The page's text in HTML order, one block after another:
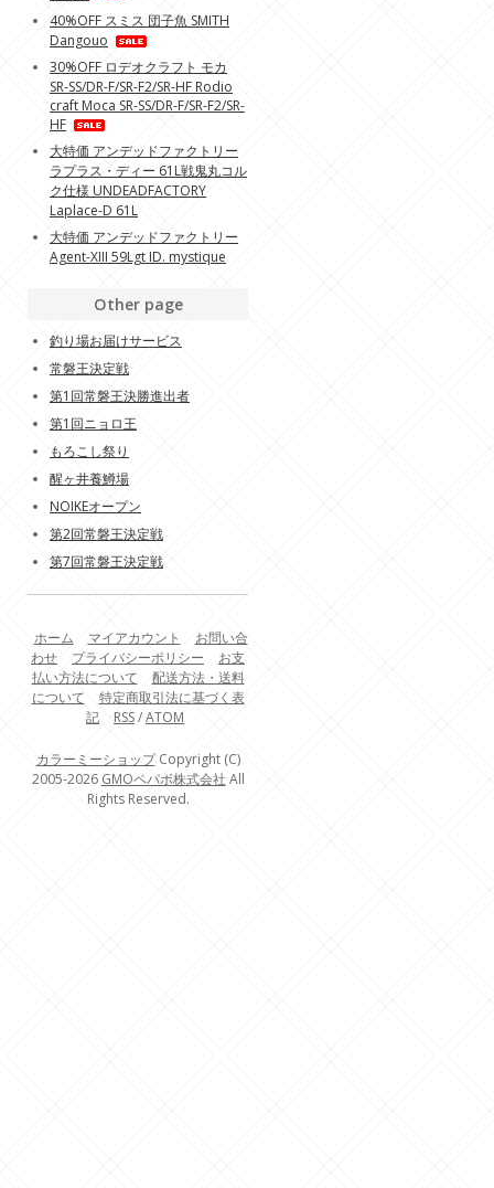
40%OFF スミス 団子魚 SMITH
Dangouo
30%OFF ロデオクラフト モカ
SR-SS/DR-F/SR-F2/SR-HF Rodio
craft Moca SR-SS/DR-F/SR-F2/SR-
HF
大特価 アンデッドファクトリー
ラプラス・ディー 61L戦鬼丸コル
ク仕様 UNDEADFACTORY
Laplace-D 61L
大特価 アンデッドファクトリー
Agent-XIII 59Lgt ID. mystique
Other page
釣り場お届けサービス
常磐王決定戦
第1回常磐王決勝進出者
第1回ニョロ王
もろこし祭り
醒ヶ井養鱒場
NOIKEオープン
第2回常磐王決定戦
第7回常磐王決定戦
ホーム マイアカウント
お問い合
わせ
プライバシーポリシー
お支
払い方法について
配送方法・送料
について
特定商取引法に基づく表
記
RSS/ATOM
カラーミーショップCopyright (C)
2005-2026 GMOペパボ株式会社 All
Rights Reserved.